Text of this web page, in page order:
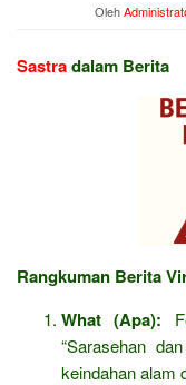
Oleh
Sastradalam Berita
Rangkuman Berita
What (Apa):
“Sarasehan
keindahan alam